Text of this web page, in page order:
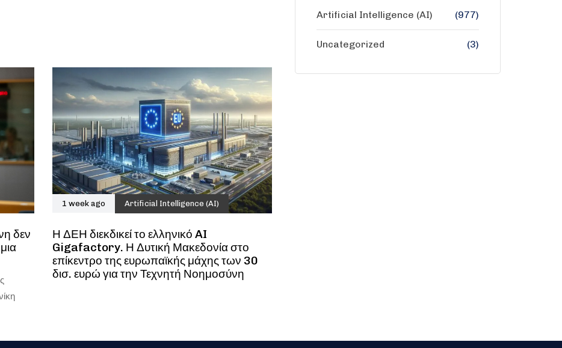
δεν
1 week ago Artificial Intelligence (AI)
Η ΔΕΗ διεκδικεί το ελληνικό AI
Gigafactory. Η Δυτική Μακεδονία στο
επίκεντρο της ευρωπαϊκής μάχης των 30
δισ. ευρώ για την Τεχνητή Νοημοσύνη
Artificial Intelligence (AI) (977)
Uncategorized (3)